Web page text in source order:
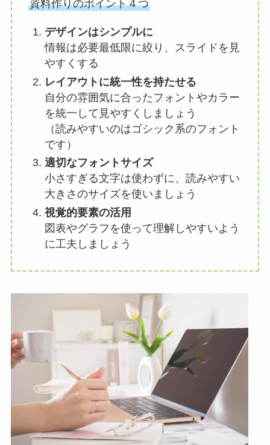
資料作りのポイント４つ
デザインはシンプルに
情報は必要最低限に絞り、スライドを見
やすくする
レイアウトに統一性を持たせる
自分の雰囲気に合ったフォントやカラー
を統一して見やすくしましょう
（読みやすいのはゴシック系のフォント
です）
適切なフォントサイズ
小さすぎる文字は使わずに、読みやすい
大きさのサイズを使いましょう
視覚的要素の活用
図表やグラフを使って理解しやすいよう
に工夫しましょう